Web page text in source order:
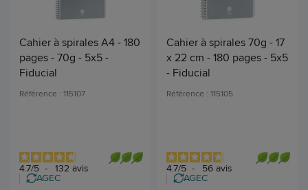
Cahier à spirales A4 - 180
pages - 70g - 5x5 -
Fiducial
Référence : 115107
4.7/5 - 132 avis
AGEC
Cahier à spirales 70g - 17
x 22 cm - 180 pages - 5x5
- Fiducial
Référence : 115105
4.7/5 - 56 avis
AGEC